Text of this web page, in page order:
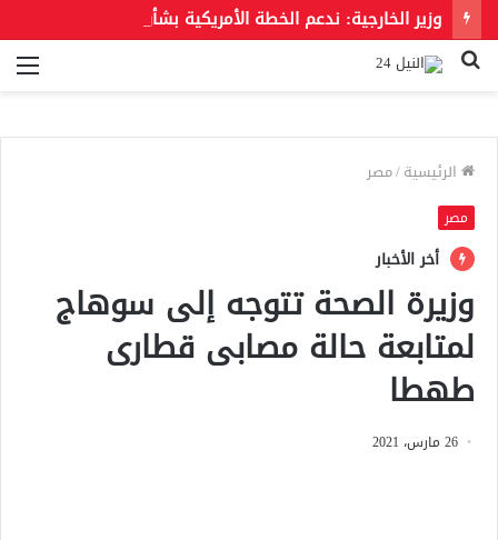
بحث
الرئيسية/مصر
مصر
أخر الأخبار
وزيرة الصحة تتوجه إلى سوهاج
لمتابعة حالة مصابى قطارى
طهطا
26 مارس، 2021